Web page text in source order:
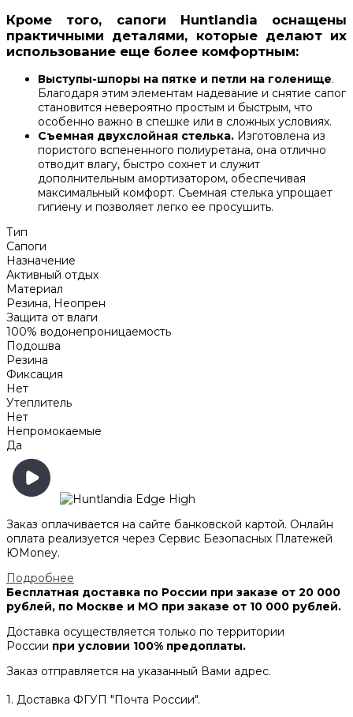
Кроме того, сапоги Huntlandia оснащены
практичными деталями, которые делают их
использование еще более комфортным:
Выступы-шпоры на пятке и петли на голенище.
Благодаря этим элементам надевание и снятие сапог
становится невероятно простым и быстрым, что
особенно важно в спешке или в сложных условиях.
Съемная двухслойная стелька. Изготовлена из
пористого вспененного полиуретана, она отлично
отводит влагу, быстро сохнет и служит
дополнительным амортизатором, обеспечивая
максимальный комфорт. Съемная стелька упрощает
гигиену и позволяет легко ее просушить.
Тип
Сапоги
Назначение
Активный отдых
Материал
Резина, Неопрен
Защита от влаги
100% водонепроницаемость
Подошва
Резина
Фиксация
Нет
Утеплитель
Нет
Непромокаемые
Да
Заказ оплачивается на сайте банковской картой. Онлайн
оплата реализуется через Сервис Безопасных Платежей
ЮMoney.
Подробнее
Бесплатная доставка по России при заказе от 20 000
рублей, по Москве и МО при заказе от 10 000 рублей.
Доставка осуществляется только по территории
России при условии 100% предоплаты.
Заказ отправляется на указанный Вами адрес.
1. Доставка ФГУП "Почта России".